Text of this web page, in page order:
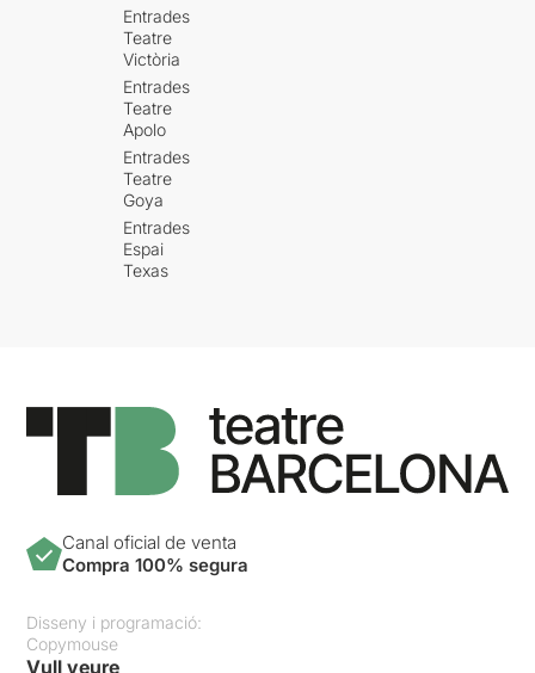
Entrades
Teatre
Victòria
Entrades
Teatre
Apolo
Entrades
Teatre
Goya
Entrades
Espai
Texas
Canal oficial de venta
Compra 100% segura
Disseny i programació:
Copymouse
Vull veure